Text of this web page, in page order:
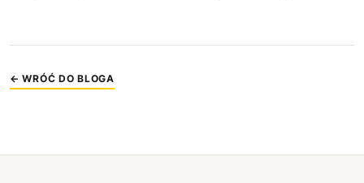
← WRÓĆ DO BLOGA